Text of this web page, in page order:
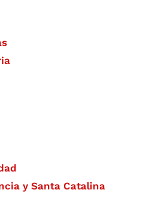
y Santa Catalina